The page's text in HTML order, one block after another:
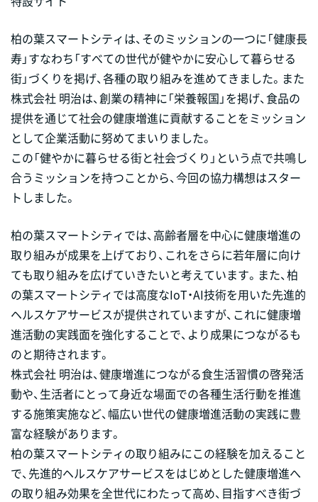
柏の葉スマートシティは、そのミッションの一つに「健康長
寿」すなわち「すべての世代が健やかに安心して暮らせる
街」づくりを掲げ、各種の取り組みを進めてきました。また
株式会社 明治は、創業の精神に「栄養報国」を掲げ、食品の
提供を通じて社会の健康増進に貢献することをミッション
として企業活動に努めてまいりました。
この「健やかに暮らせる街と社会づくり」という点で共鳴し
合うミッションを持つことから、今回の協力構想はスター
トしました。
柏の葉スマートシティでは、高齢者層を中心に健康増進の
取り組みが成果を上げており、これをさらに若年層に向け
ても取り組みを広げていきたいと考えています。また、柏
の葉スマートシティでは高度なIoT・AI技術を用いた先進的
ヘルスケアサービスが提供されていますが、これに健康増
進活動の実践面を強化することで、より成果につながるも
のと期待されます。
株式会社 明治は、健康増進につながる食生活習慣の啓発活
動や、生活者にとって身近な場面での各種生活行動を推進
する施策実施など、幅広い世代の健康増進活動の実践に豊
富な経験があります。
柏の葉スマートシティの取り組みにこの経験を加えること
で、先進的ヘルスケアサービスをはじめとした健康増進へ
の取り組み効果を全世代にわたって高め、目指すべき街づ